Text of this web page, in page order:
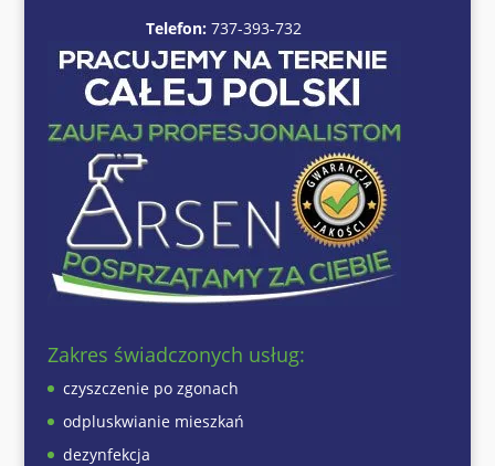
Telefon: 737-393-732
Zakres świadczonych usług:
czyszczenie po zgonach
odpluskwianie mieszkań
dezynfekcja